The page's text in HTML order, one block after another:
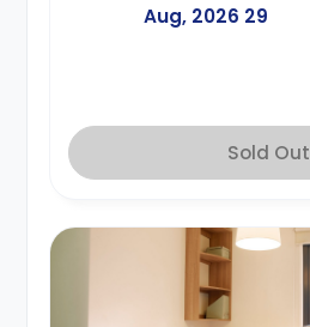
29 Aug, 2026
Sold Out